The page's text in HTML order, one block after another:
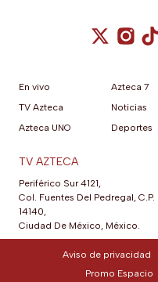
En vivo
TV Azteca
Azteca UNO
Azteca 7
Noticias
Deportes
TV AZTECA
Periférico Sur 4121,
Col. Fuentes Del Pedregal, C.P.
14140,
Ciudad De México, México.
Aviso de privacidad
Promo Espacio